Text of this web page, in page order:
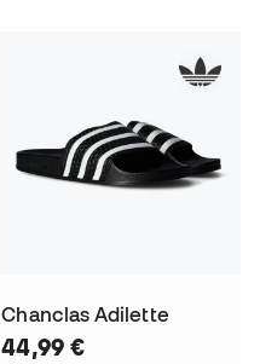
Chanclas Adilette
44,99 €